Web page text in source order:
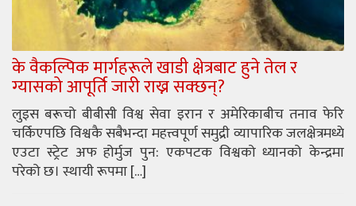
के वैकल्पिक मार्गहरूले खाडी क्षेत्रबाट हुने तेल र
ग्यासको आपूर्ति जारी राख्न सक्छन्?
लुइस बरूचो बीबीसी विश्व सेवा इरान र अमेरिकाबीच तनाव फेरि
चर्किएपछि विश्वकै सबैभन्दा महत्त्वपूर्ण समुद्री व्यापारिक जलक्षेत्रमध्ये
एउटा स्ट्रेट अफ होर्मुज पुन: एकपटक विश्वको ध्यानको केन्द्रमा
परेको छ। स्थायी रूपमा […]